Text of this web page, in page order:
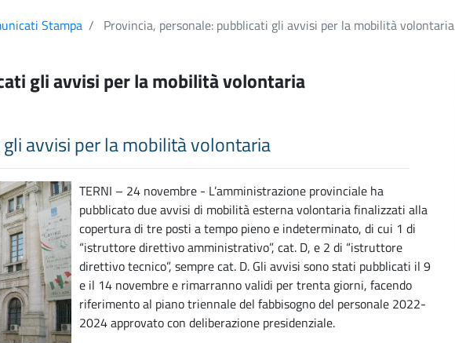
Stampa Provincia, personale: pubblicati gli avvisi per la mobilità volontaria
gli avvisi per la mobilità volontaria
avvisi per la mobilità volontaria
TERNI – 24 novembre - L’amministrazione provinciale ha
pubblicato due avvisi di mobilità esterna volontaria finalizzati alla
copertura di tre posti a tempo pieno e indeterminato, di cui 1 di
“istruttore direttivo amministrativo”, cat. D, e 2 di “istruttore
direttivo tecnico”, sempre cat. D. Gli avvisi sono stati pubblicati il 9
e il 14 novembre e rimarranno validi per trenta giorni, facendo
riferimento al piano triennale del fabbisogno del personale 2022-
2024 approvato con deliberazione presidenziale.